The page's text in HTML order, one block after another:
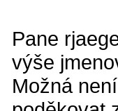
Pane
výše
Možná